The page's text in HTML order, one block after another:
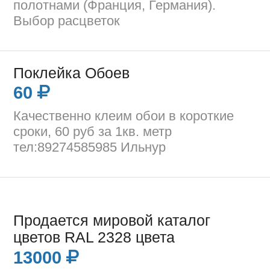
полотнами (Франция, Германия).
Выбор расцветок
Поклейка Обоев
60
Качественно клеим обои в короткие
сроки, 60 руб за 1кв. метр
тел:89274585985 Ильнур
Продается мировой каталог
цветов RAL 2328 цвета
13000